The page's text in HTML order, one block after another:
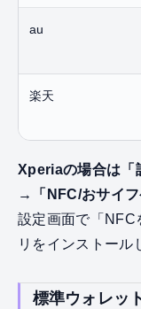
au
楽天
Xperiaの場合は「
→「NFC/おサイフ
設定画面で「NFC
リをインストール
標準ウォレッ